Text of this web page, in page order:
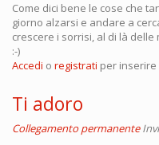
Come dici bene le cose che
giorno alzarsi e andare a
crescere i sorrisi, al di là
:-)
Accedi o registrati per inserire
Ti adoro
Collegamento permanente